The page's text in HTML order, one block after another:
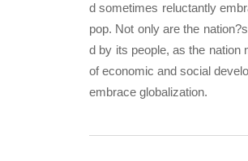
d sometimes reluctantly
pop. Not only are the
d by its people, as the nation
of economic and social
embrace globalization.